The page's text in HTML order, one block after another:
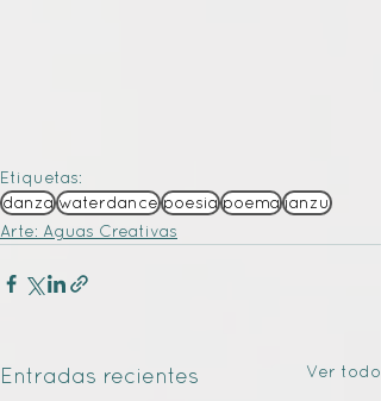
Etiquetas:
danza waterdance poesia poema janzu
Arte: Aguas Creativas
Entradas recientes Ver todo